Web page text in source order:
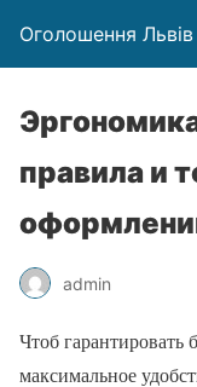
Оголошення Львів
правила и
admin
Чтоб гарантировать
максимальное